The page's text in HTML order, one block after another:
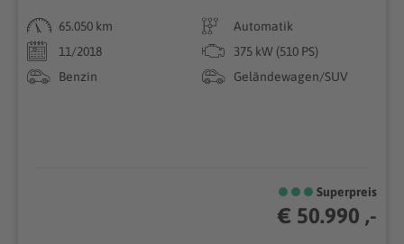
65.050 km
Automatik
11/2018
375 kW (510 PS)
Benzin
Geländewagen/SUV
Superpreis
€ 50.990 ,-